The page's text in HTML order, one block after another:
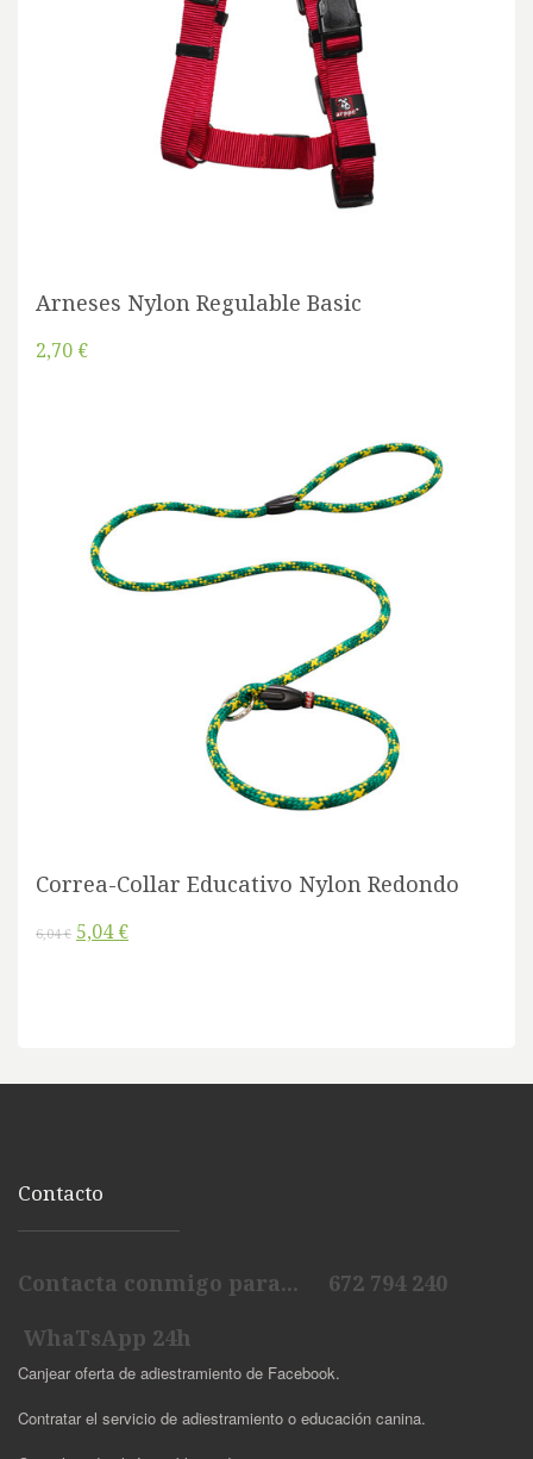
Arneses Nylon Regulable Basic
2,70 €
Correa-Collar Educativo Nylon Redondo
6,04 € 5,04 €
Contacto
Contacta conmigo para... 672 794 240
WhaTsApp 24h
Canjear oferta de adiestramiento de Facebook.
Contratar el servicio de adiestramiento o educación canina.